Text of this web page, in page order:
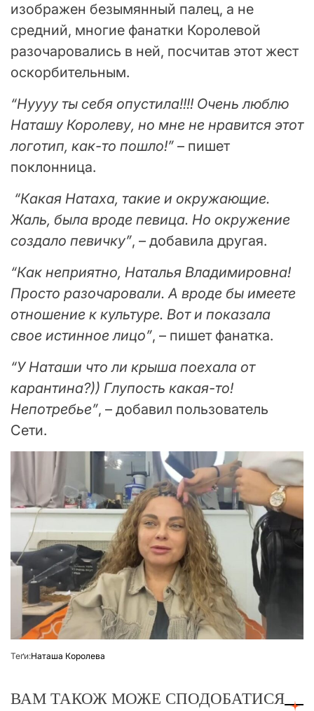
изображен безымянный палец, а не
средний, многие фанатки Королевой
разочаровались в ней, посчитав этот жест
оскорбительным.
“Нуууу ты себя опустила!!!! Очень люблю
Наташу Королеву, но мне не нравится этот
логотип, как-то пошло!” – пишет
поклонница.
“Какая Натаха, такие и окружающие.
Жаль, была вроде певица. Но окружение
создало певичку”, – добавила другая.
“Как неприятно, Наталья Владимировна!
Просто разочаровали. А вроде бы имеете
отношение к культуре. Вот и показала
свое истинное лицо”, – пишет фанатка.
“У Наташи что ли крыша поехала от
карантина?)) Глупость какая-то!
Непотребье”, – добавил пользователь
Сети.
Теґи:Наташа Королева
ВАМ ТАКОЖ МОЖЕ СПОДОБАТИСЯ